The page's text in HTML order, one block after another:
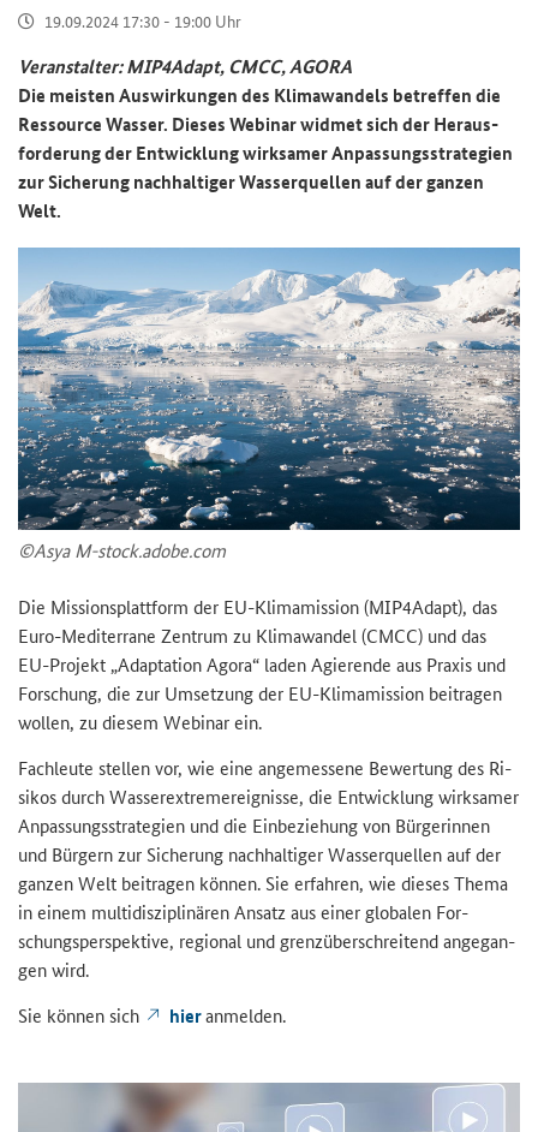
19.09.2024 17:30 - 19:00 Uhr
Ver­an­stal­ter: MIP4Adapt, CMCC, AGORA
Die meis­ten Aus­wir­kun­gen des Kli­ma­wan­dels be­tref­fen die
Res­sour­ce Was­ser. Die­ses We­bi­nar wid­met sich der Her­aus­
for­de­rung der Ent­wick­lung wirk­sa­mer An­pas­sungs­stra­te­gien
zur Si­che­rung nach­hal­ti­ger Was­ser­quel­len auf der gan­zen
Welt.
©Asya M-​stock.adobe.com
Die Mis­si­ons­platt­form der EU-​Klimamission (MIP4Adapt), das
Euro-​Mediterrane Zen­trum zu Kli­ma­wan­del (CMCC) und das
EU-​Projekt „Adaptation Agora“ laden Agie­ren­de aus Pra­xis und
For­schung, die zur Um­set­zung der EU-​Klimamission bei­tra­gen
wol­len, zu die­sem We­bi­nar ein.
Fach­leu­te stel­len vor, wie eine an­ge­mes­se­ne Be­wer­tung des Ri­
si­kos durch Was­ser­ex­tre­m­er­eig­nis­se, die Ent­wick­lung wirk­sa­mer
An­pas­sungs­stra­te­gien und die Ein­be­zie­hung von Bür­ge­rin­nen
und Bür­gern zur Si­che­rung nach­hal­ti­ger Was­ser­quel­len auf der
gan­zen Welt bei­tra­gen kön­nen. Sie er­fah­ren, wie die­ses Thema
in einem mul­ti­dis­zi­pli­nä­ren An­satz aus einer glo­ba­len For­
schungs­per­spek­ti­ve, re­gio­nal und grenz­über­schrei­tend an­ge­gan­
gen wird.
Sie kön­nen sich
hieran­mel­den.